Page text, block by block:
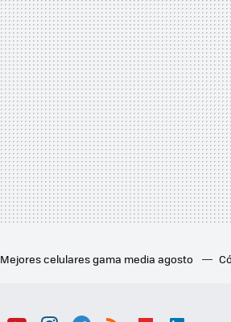
Mejores celulares gama media agosto